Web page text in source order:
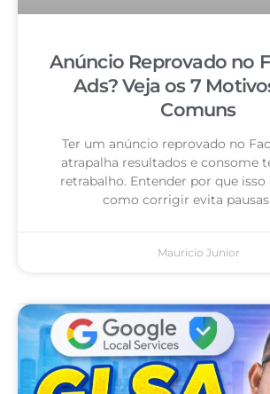
Anúncio Reprovado no
Ads? Veja os 7
Comuns
Ter um anúncio reprovado no
atrapalha resultados e consome
retrabalho. Entender por que isso
como corrigir evita
Mauricio Junior